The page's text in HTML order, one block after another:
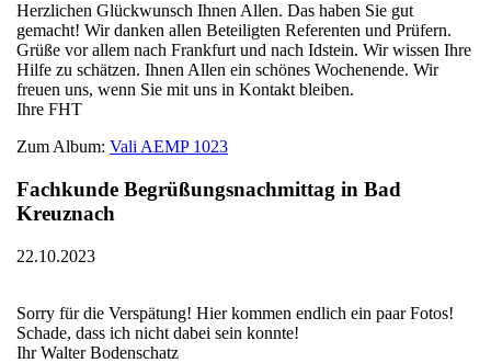
Herzlichen Glückwunsch Ihnen Allen. Das haben Sie gut
gemacht! Wir danken allen Beteiligten Referenten und Prüfern.
Grüße vor allem nach Frankfurt und nach Idstein. Wir wissen Ihre
Hilfe zu schätzen. Ihnen Allen ein schönes Wochenende. Wir
freuen uns, wenn Sie mit uns in Kontakt bleiben.
Ihre FHT
Zum Album: Vali AEMP 1023
Fachkunde Begrüßungsnachmittag in Bad
Kreuznach
22.10.2023
Sorry für die Verspätung! Hier kommen endlich ein paar Fotos!
Schade, dass ich nicht dabei sein konnte!
Ihr Walter Bodenschatz